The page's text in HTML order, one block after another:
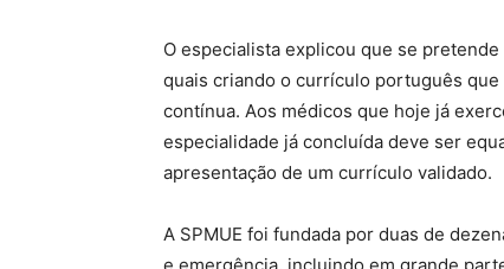
O especialista explicou que se
quais criando o currículo português
contínua. Aos médicos que hoje já
especialidade já concluída deve ser
apresentação de um currículo validado.
A SPMUE foi fundada por duas de
e emergência, incluindo em grande